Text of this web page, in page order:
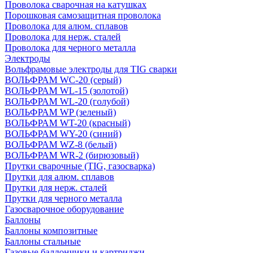
Проволока сварочная на катушках
Порошковая самозащитная проволока
Проволока для алюм. сплавов
Проволока для нерж. сталей
Проволока для черного металла
Электроды
Вольфрамовые электроды для TIG сварки
ВОЛЬФРАМ WC-20 (серый)
ВОЛЬФРАМ WL-15 (золотой)
ВОЛЬФРАМ WL-20 (голубой)
ВОЛЬФРАМ WP (зеленый)
ВОЛЬФРАМ WT-20 (красный)
ВОЛЬФРАМ WY-20 (синий)
ВОЛЬФРАМ WZ-8 (белый)
ВОЛЬФРАМ WR-2 (бирюзовый)
Прутки сварочные (TIG, газосварка)
Прутки для алюм. сплавов
Прутки для нерж. сталей
Прутки для черного металла
Газосварочное оборудование
Баллоны
Баллоны композитные
Баллоны стальные